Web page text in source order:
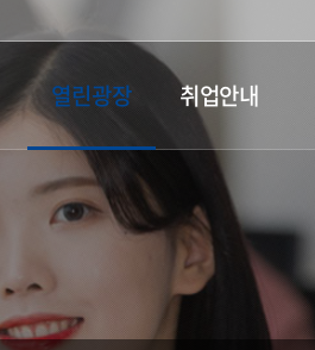
열린광장 취업안내